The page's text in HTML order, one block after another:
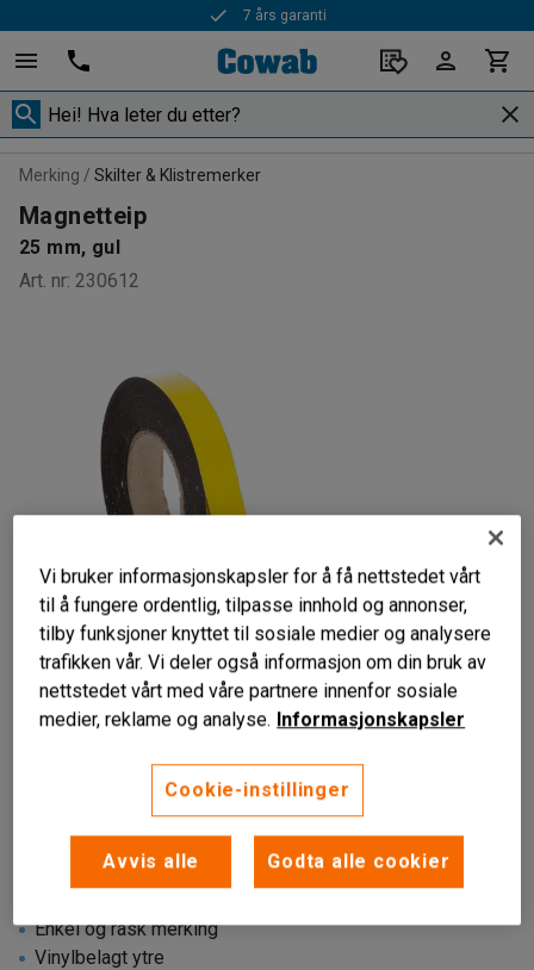
7 års garanti
Merking Skilter & Klistremerker
Magnetteip
25 mm, gul
Art. nr: 230612
Enkel og rask merking
Vinylbelagt ytre
Vi bruker informasjonskapsler for å få nettstedet vårt
til å fungere ordentlig, tilpasse innhold og annonser,
tilby funksjoner knyttet til sosiale medier og analysere
trafikken vår. Vi deler også informasjon om din bruk av
nettstedet vårt med våre partnere innenfor sosiale
medier, reklame og analyse. Informasjonskapsler
Cookie-instillinger
Avvis alle Godta alle cookier